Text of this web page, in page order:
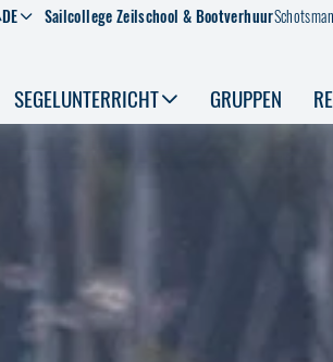
DE Sailcollege Zeilschool & Bootverhuur
SEGELUNTERRICHT GRUPPEN